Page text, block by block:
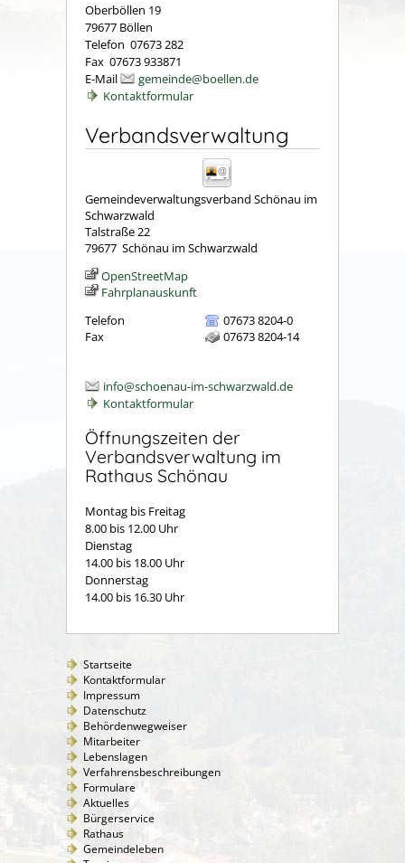
Oberböllen 19
79677 Böllen
Telefon 07673 282
Fax 07673 933871
E-Mail
gemeinde@boellen.de
Kontaktformular
Verbandsverwaltung
Gemeindeverwaltungsverband Schönau im
Schwarzwald
Talstraße 22
79677 Schönau im Schwarzwald
OpenStreetMap
Fahrplanauskunft
Telefon
07673 8204-0
Fax
07673 8204-14
info@schoenau-im-schwarzwald.de
Kontaktformular
Öffnungszeiten der
Verbandsverwaltung im
Rathaus Schönau
Montag bis Freitag
8.00 bis 12.00 Uhr
Dienstag
14.00 bis 18.00 Uhr
Donnerstag
14.00 bis 16.30 Uhr
Startseite
Kontaktformular
Impressum
Datenschutz
Behördenwegweiser
Mitarbeiter
Lebenslagen
Verfahrensbeschreibungen
Formulare
Aktuelles
Bürgerservice
Rathaus
Gemeindeleben